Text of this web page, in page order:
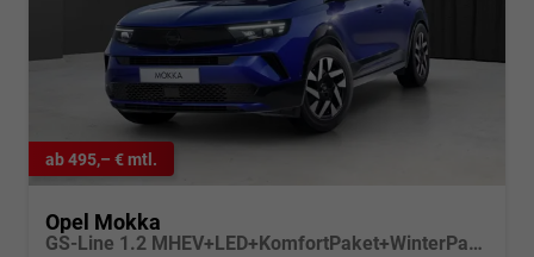
ab 495,– € mtl.
Opel Mokka
GS-Line 1.2 MHEV+LED+KomfortPaket+WinterPaket+SHZ